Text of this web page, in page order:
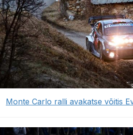
Monte Carlo ralli avakatse võitis